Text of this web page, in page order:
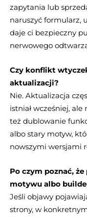
zapytania lub
naruszyć formularz,
daje ci bezpieczny
nerwowego
Czy konflikt
aktualizacji?
Nie. Aktualizacja
istniał wcześniej, ale
też dublowanie
albo stary motyw,
nowszymi wersjami
Po czym poznać,
motywu albo
Jeśli objawy
strony, w